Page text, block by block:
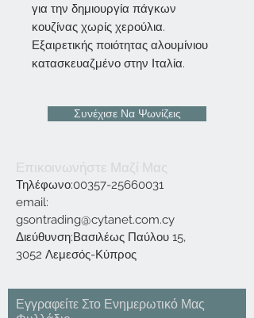
για την δημιουργία πάγκων
κουζίνας χωρίς χερούλια.
Εξαιρετικής ποιότητας αλουμίνιου
κατασκευαζμένο στην Ιταλία.
Συνέχισε Να Ψωνίζεις
Επικοινωνήστε Μαζί Μας
Τηλέφωνο:00357-25660031
email:
gsontrading@cytanet.com.cy
Διεύθυνση:Βασιλέως Παύλου 15,
3052 Λεμεσός-Κύπρος
Εγγραφείτε Στο Ενημερωτικό Μας